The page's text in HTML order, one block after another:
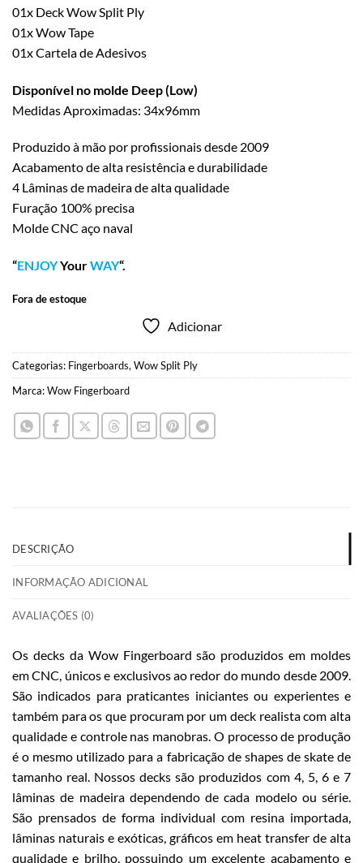
01x Deck Wow Split Ply
01x Wow Tape
01x Cartela de Adesivos
Disponível no molde Deep (Low)
Medidas Aproximadas: 34x96mm
Produzido à mão por profissionais desde 2009
Acabamento de alta resistência e durabilidade
4 Lâminas de madeira de alta qualidade
Furação 100% precisa
Molde CNC aço naval
“ENJOYYourWAY“.
Fora de estoque
Adicionar
Categorias: Fingerboards, Wow Split Ply
Marca:Wow Fingerboard
DESCRIÇÃO
INFORMAÇÃO ADICIONAL
AVALIAÇÕES (0)
Os decks da Wow Fingerboard são produzidos em moldes
em CNC, únicos e exclusivos ao redor do mundo desde 2009.
São indicados para praticantes iniciantes ou experientes e
também para os que procuram por um deck realista com alta
qualidade e controle nas manobras. O processo de produção
é o mesmo utilizado para a fabricação de shapes de skate de
tamanho real. Nossos decks são produzidos com 4, 5, 6 e 7
lâminas de madeira dependendo de cada modelo ou série.
São prensados de forma individual com resina importada,
lâminas naturais e exóticas, gráficos em heat transfer de alta
qualidade e brilho, possuindo um excelente acabamento e